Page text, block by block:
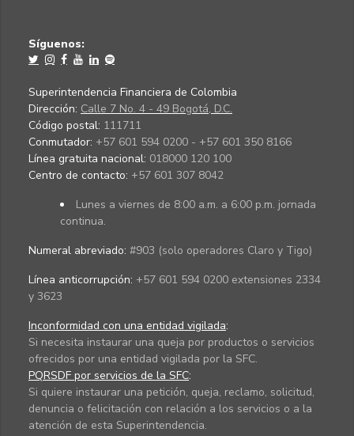
Síguenos:
Superintendencia Financiera de Colombia
Dirección: Calle 7 No. 4 - 49 Bogotá, D.C.
Código postal: 111711
Conmutador: +57 601 594 0200 - +57 601 350 8166
Línea gratuita nacional: 018000 120 100
Centro de contacto: +57 601 307 8042
Lunes a viernes de 8:00 a.m. a 6:00 p.m. jornada
continua.
Numeral abreviado: #903 (solo operadores Claro y Tigo)
Línea anticorrupción: +57 601 594 0200 extensiones 2334
y 3623
Inconformidad con una entidad vigilada:
Si necesita instaurar una queja por productos o servicios
ofrecidos por una entidad vigilada por la SFC.
PQRSDF por servicios de la SFC:
Si quiere instaurar una petición, queja, reclamo, solicitud,
denuncia o felicitación con relación a los servicios o a la
atención de esta Superintendencia.